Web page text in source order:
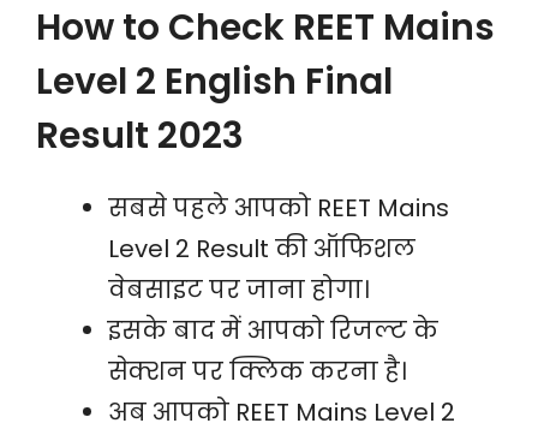
How to Check REET Mains
Level 2 English Final
Result 2023
सबसे पहले आपको REET Mains
Level 2 Result की ऑफिशल
वेबसाइट पर जाना होगा।
इसके बाद में आपको रिजल्ट के
सेक्शन पर क्लिक करना है।
अब आपको REET Mains Level 2